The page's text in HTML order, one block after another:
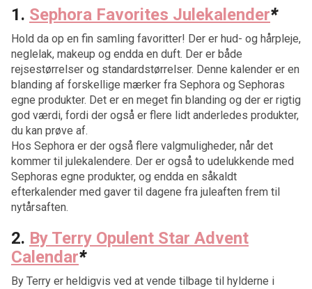
1. Sephora Favorites Julekalender*
Hold da op en fin samling favoritter! Der er hud- og hårpleje,
neglelak, makeup og endda en duft. Der er både
rejsestørrelser og standardstørrelser. Denne kalender er en
blanding af forskellige mærker fra Sephora og Sephoras
egne produkter. Det er en meget fin blanding og der er rigtig
god værdi, fordi der også er flere lidt anderledes produkter,
du kan prøve af.
Hos Sephora er der også flere valgmuligheder, når det
kommer til julekalendere. Der er også to udelukkende med
Sephoras egne produkter, og endda en såkaldt
efterkalender med gaver til dagene fra juleaften frem til
nytårsaften.
2. By Terry Opulent Star Advent
Calendar*
By Terry er heldigvis ved at vende tilbage til hylderne i